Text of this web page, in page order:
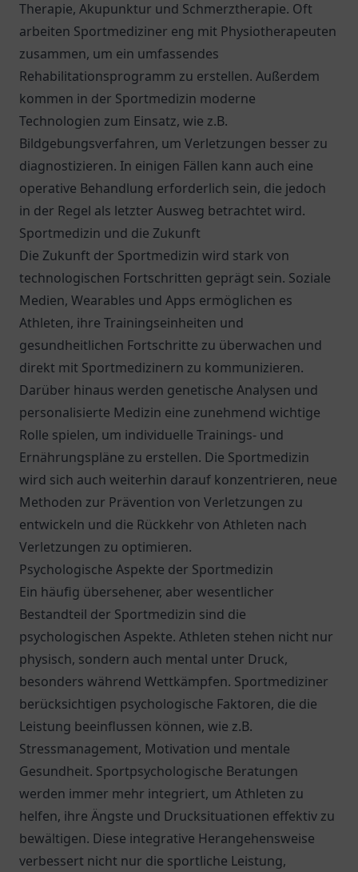
Therapie, Akupunktur und Schmerztherapie. Oft
arbeiten Sportmediziner eng mit Physiotherapeuten
zusammen, um ein umfassendes
Rehabilitationsprogramm zu erstellen. Außerdem
kommen in der Sportmedizin moderne
Technologien zum Einsatz, wie z.B.
Bildgebungsverfahren, um Verletzungen besser zu
diagnostizieren. In einigen Fällen kann auch eine
operative Behandlung erforderlich sein, die jedoch
in der Regel als letzter Ausweg betrachtet wird.
Sportmedizin und die Zukunft
Die Zukunft der Sportmedizin wird stark von
technologischen Fortschritten geprägt sein. Soziale
Medien, Wearables und Apps ermöglichen es
Athleten, ihre Trainingseinheiten und
gesundheitlichen Fortschritte zu überwachen und
direkt mit Sportmedizinern zu kommunizieren.
Darüber hinaus werden genetische Analysen und
personalisierte Medizin eine zunehmend wichtige
Rolle spielen, um individuelle Trainings- und
Ernährungspläne zu erstellen. Die Sportmedizin
wird sich auch weiterhin darauf konzentrieren, neue
Methoden zur Prävention von Verletzungen zu
entwickeln und die Rückkehr von Athleten nach
Verletzungen zu optimieren.
Psychologische Aspekte der Sportmedizin
Ein häufig übersehener, aber wesentlicher
Bestandteil der Sportmedizin sind die
psychologischen Aspekte. Athleten stehen nicht nur
physisch, sondern auch mental unter Druck,
besonders während Wettkämpfen. Sportmediziner
berücksichtigen psychologische Faktoren, die die
Leistung beeinflussen können, wie z.B.
Stressmanagement, Motivation und mentale
Gesundheit. Sportpsychologische Beratungen
werden immer mehr integriert, um Athleten zu
helfen, ihre Ängste und Drucksituationen effektiv zu
bewältigen. Diese integrative Herangehensweise
verbessert nicht nur die sportliche Leistung,